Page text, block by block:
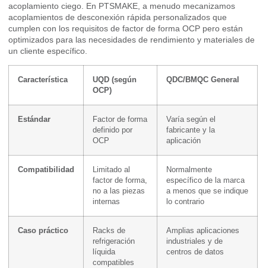
acoplamiento ciego. En PTSMAKE, a menudo mecanizamos
acoplamientos de desconexión rápida personalizados que
cumplen con los requisitos de factor de forma OCP pero están
optimizados para las necesidades de rendimiento y materiales de
un cliente específico.
Característica
UQD (según
OCP)
QDC/BMQC General
Estándar
Factor de forma
definido por
OCP
Varía según el
fabricante y la
aplicación
Compatibilidad
Limitado al
factor de forma,
no a las piezas
internas
Normalmente
específico de la marca
a menos que se indique
lo contrario
Caso práctico
Racks de
refrigeración
líquida
compatibles
Amplias aplicaciones
industriales y de
centros de datos